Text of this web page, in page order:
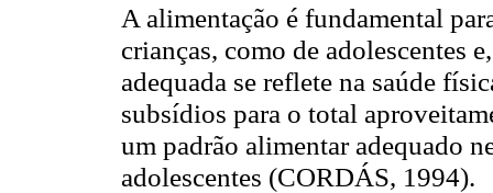
A alimentação é fundamental
crianças, como de adolescentes
adequada se reflete na saúde
subsídios para o total
um padrão alimentar adequado
adolescentes (CORDÁS, 1994).